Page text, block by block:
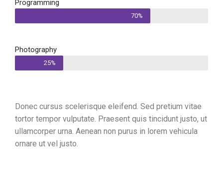
Programming
70%
Photography
25%
Donec cursus scelerisque eleifend. Sed pretium vitae
tortor tempor vulputate. Praesent quis tincidunt justo, ut
ullamcorper urna. Aenean non purus in lorem vehicula
ornare ut vel justo.